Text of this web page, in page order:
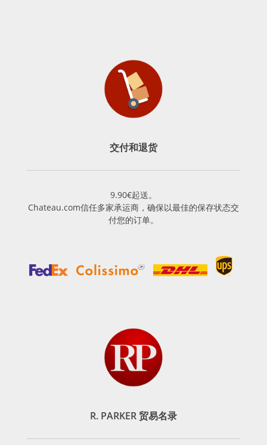
交付和退货
9.90€起送。
Chateau.com信任多家承运商，确保以最佳的保存状态交
付您的订单。
R. PARKER 贸易名录